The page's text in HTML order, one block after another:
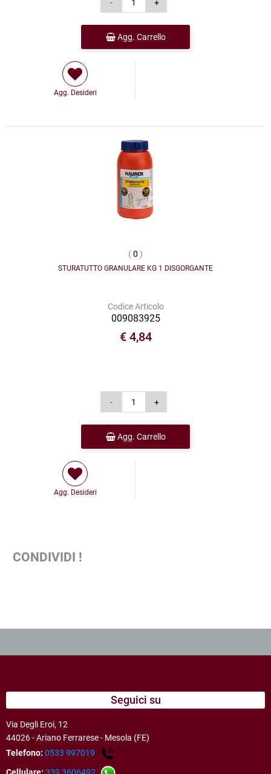
Agg. Carrello
Agg. Desideri
(0 )
STURATUTTO GRANULARE KG 1 DISGORGANTE
Codice Articolo
009083925
€ 4,84
Agg. Carrello
Agg. Desideri
CONDIVIDI !
Seguici su
Via Degli Eroi, 12
44026 - Ariano Ferrarese - Mesola (FE)
Telefono: 0533 997019